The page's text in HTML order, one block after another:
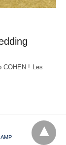
COHEN ! Les